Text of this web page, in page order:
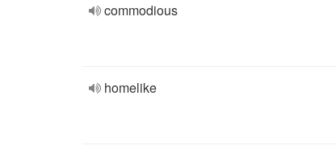
commodious
homelike